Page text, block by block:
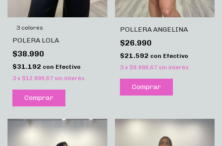
3 colores
POLERA LOLA
$38.990
$31.192 con Efectivo
3 x $12.996,67 sin interés
Comprar
POLLERA ANGELINA
$26.990
$21.592 con Efectivo
3 x $8.996,67 sin interés
Comprar